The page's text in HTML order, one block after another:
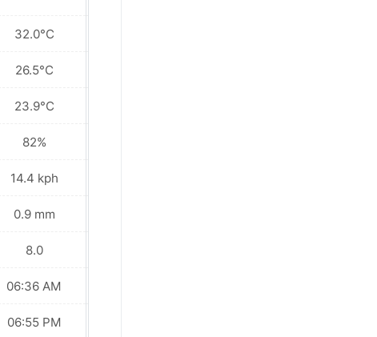
32.0°C
26.5°C
23.9°C
82%
14.4 kph
0.9 mm
8.0
06:36 AM
06:55 PM